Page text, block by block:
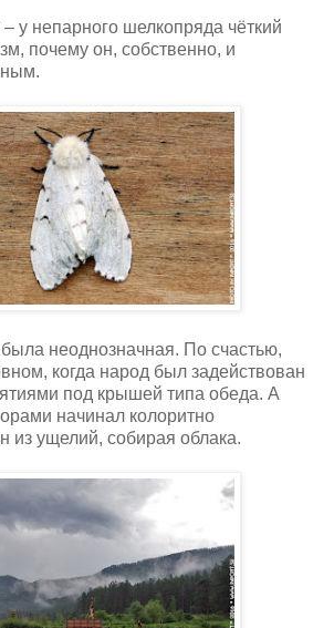
у непарного шелкопряда чёткий
почему он, собственно, и
неоднозначная. По счастью,
когда народ был задействован
под крышей типа обеда. А
начинал колоритно
из ущелий, собирая облака.